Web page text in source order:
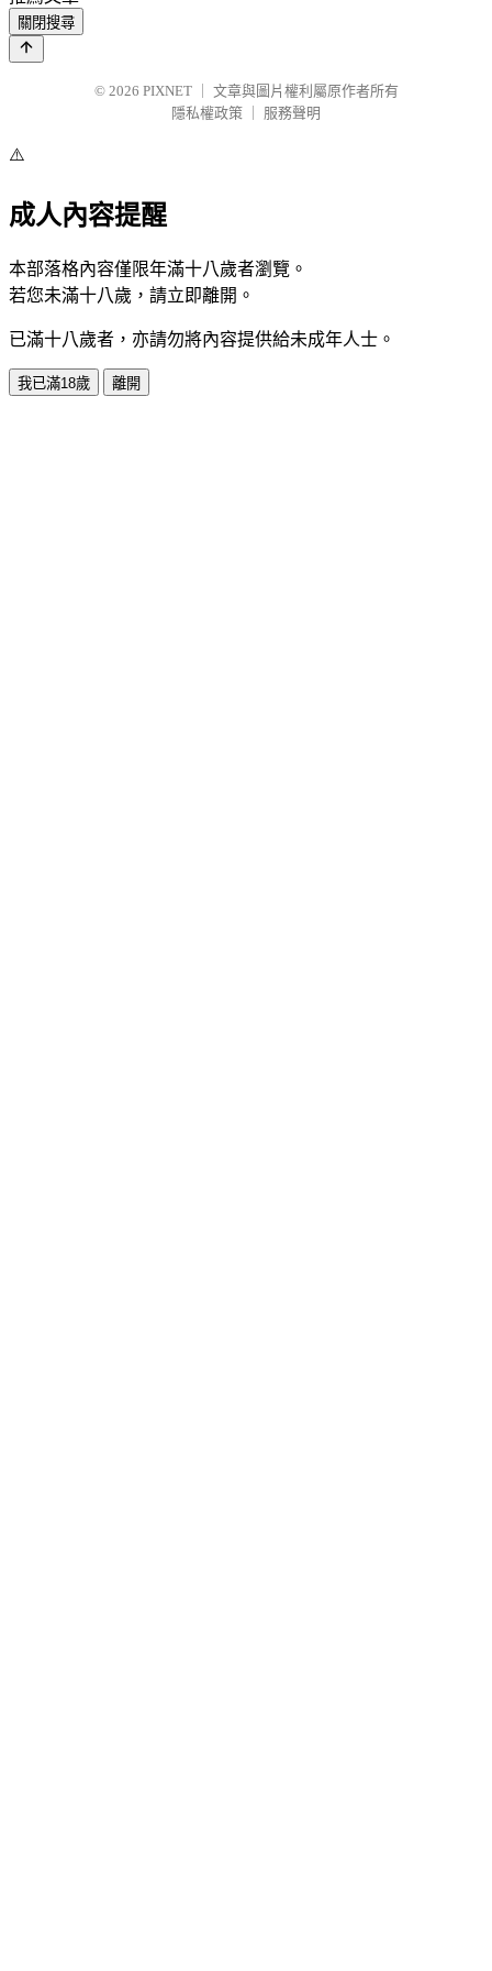
關閉搜尋
© 2026 PIXNET
文章與圖片權利屬原作者所有
隱私權政策
服務聲明
⚠️
成人內容提醒
本部落格內容僅限年滿十八歲者瀏覽。
若您未滿十八歲，請立即離開。
已滿十八歲者，亦請勿將內容提供給未成年人士。
我已滿18歲 離開